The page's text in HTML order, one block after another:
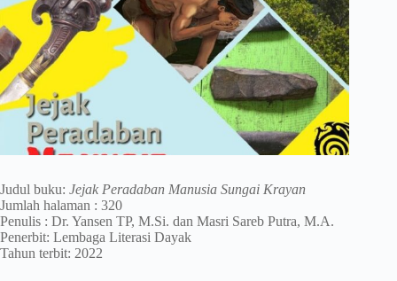
Judul buku: Jejak Peradaban Manusia Sungai Krayan
Jumlah halaman : 320
Penulis : Dr. Yansen TP, M.Si. dan Masri Sareb Putra, M.A.
Penerbit: Lembaga Literasi Dayak
Tahun terbit: 2022